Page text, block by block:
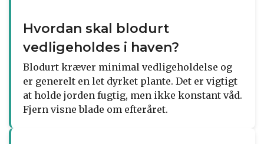
Hvordan skal blodurt
vedligeholdes i haven?
Blodurt kræver minimal vedligeholdelse og
er generelt en let dyrket plante. Det er vigtigt
at holde jorden fugtig, men ikke konstant våd.
Fjern visne blade om efteråret.